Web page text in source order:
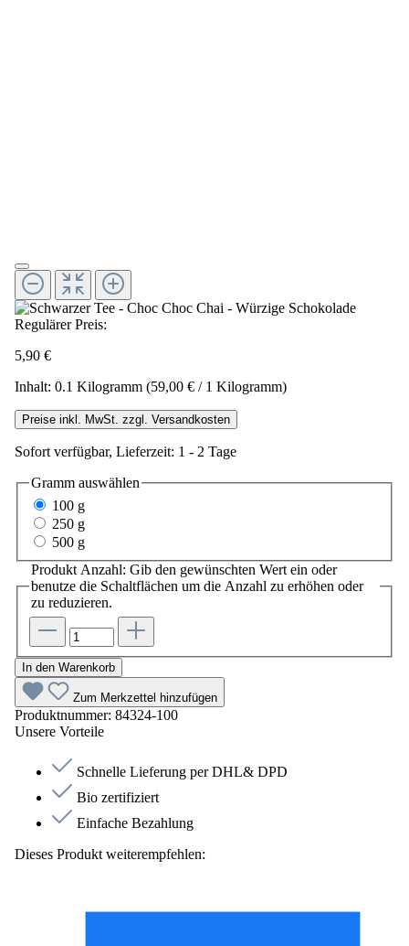
Regulärer Preis:
5,90 €
Inhalt: 0.1 Kilogramm (59,00 € / 1 Kilogramm)
Preise inkl. MwSt. zzgl. Versandkosten
Sofort verfügbar, Lieferzeit: 1 - 2 Tage
Gramm auswählen
100 g
250 g
500 g
Produkt Anzahl: Gib den gewünschten Wert ein oder
benutze die Schaltflächen um die Anzahl zu erhöhen oder
zu reduzieren.
In den Warenkorb
Zum Merkzettel hinzufügen
Produktnummer: 84324-100
Unsere Vorteile
Schnelle Lieferung per DHL& DPD
Bio zertifiziert
Einfache Bezahlung
Dieses Produkt weiterempfehlen: